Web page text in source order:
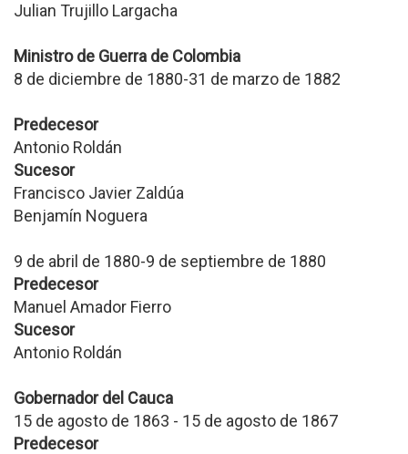
Julian Trujillo Largacha
Ministro de Guerra de Colombia
8 de diciembre de 1880-31 de marzo de 1882
Predecesor
Antonio Roldán
Sucesor
Francisco Javier Zaldúa
Benjamín Noguera
9 de abril de 1880-9 de septiembre de 1880
Predecesor
Manuel Amador Fierro
Sucesor
Antonio Roldán
Gobernador del Cauca
15 de agosto de 1863 - 15 de agosto de 1867
Predecesor